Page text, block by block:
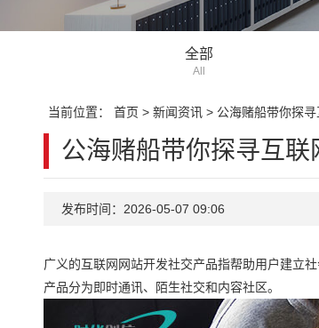
全部
All
当前位置： 首页 > 新闻资讯> 公海赌船带你探
公海赌船带你探寻互
发布时间：2026-05-07 09:06
广义的互联网网站开发社交产品指帮助用户建立
产品分为即时通讯、陌生社交和内容社区。